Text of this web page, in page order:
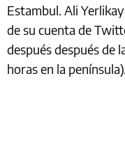
Estambul. Ali
de su cuenta de
después después de
horas en la península).